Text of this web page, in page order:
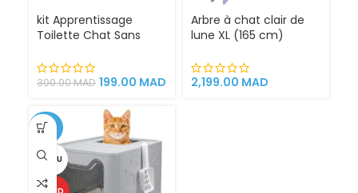
kit Apprentissage
Toilette Chat Sans
300.00MAD 199.00 MAD
Arbre à chat clair de
lune XL (165 cm)
chat griffoirs
2,199.00 MAD
-25%
VENDU